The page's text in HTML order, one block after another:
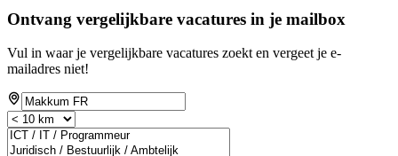
Ontvang vergelijkbare vacatures in je mailbox
Vul in waar je vergelijkbare vacatures zoekt en vergeet je e-
mailadres niet!